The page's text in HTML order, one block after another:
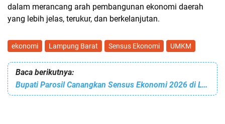
dalam merancang arah pembangunan ekonomi daerah
yang lebih jelas, terukur, dan berkelanjutan.
ekonomi Lampung Barat Sensus Ekonomi UMKM
Baca berikutnya:
Bupati Parosil Canangkan Sensus Ekonomi 2026 di Lampung Barat, 329 Petugas Lapangan Siap Lakukan Pendataan Usaha